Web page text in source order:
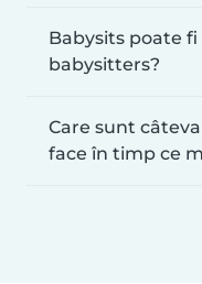
Babysits poate
babysitters?
Care sunt
face în timp ce